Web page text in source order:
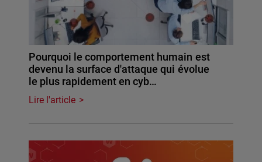
Pourquoi le comportement humain est
devenu la surface d'attaque qui évolue
le plus rapidement en cyb…
Lire l'article